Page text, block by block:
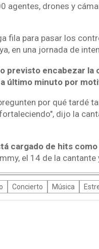
agentes, drones y
fila para pasar los
en una jornada de
previsto encabezar la
último minuto por
por qué tardé
dijo la
cargado de hits como
el 14 de la cantante
Concierto Música